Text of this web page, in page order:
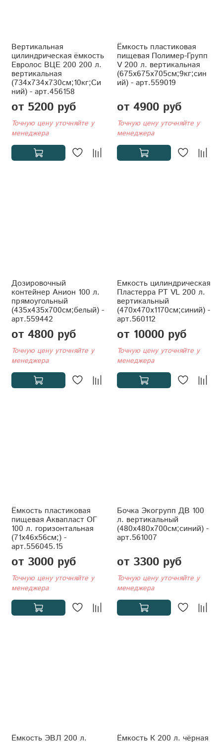
Вертикальная
цилиндрическая ёмкость
Евролос ВЦЕ 200 200 л.
вертикальная
(734x734x730см;10кг;Си
ний) - арт.456158
от 5200 руб
Точную цену уточняйте у
менеджера
Ёмкость пластиковая
пищевая Полимер-Групп
V 200 л. вертикальная
(675x675x705см;9кг;син
ий) - арт.559019
от 4900 руб
Точную цену уточняйте у
менеджера
Дозировочный
контейнер Анион 100 л.
прямоугольный
(435x435x700см;белый) -
арт.559442
от 4800 руб
Точную цену уточняйте у
менеджера
Емкость цилиндрическая
Пластерра PT VL 200 л.
вертикальный
(470x470x1170см;синий) -
арт.560112
от 10000 руб
Точную цену уточняйте у
менеджера
Ёмкость пластиковая
пищевая Аквапласт ОГ
100 л. горизонтальная
(71x46x56см;) -
арт.556045.15
от 3000 руб
Точную цену уточняйте у
менеджера
Бочка Экогрупп ДВ 100
л. вертикальный
(480x480x700см;синий) -
арт.561007
от 3300 руб
Точную цену уточняйте у
менеджера
Ёмкость ЭВЛ 200 л. Ёмкость К 200 л. чёрная